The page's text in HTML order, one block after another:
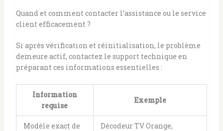
Quand et comment contacter l’assistance ou le service
client efficacement ?
Si après vérification et réinitialisation, le problème
demeure actif, contactez le support technique en
préparant ces informations essentielles :
Information
requise
Exemple
Modèle exact de
Décodeur TV Orange,